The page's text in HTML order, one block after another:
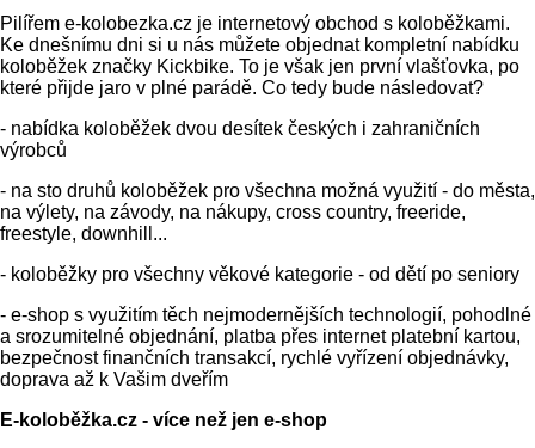
Pilířem e-kolobezka.cz je internetový obchod s koloběžkami.
Ke dnešnímu dni si u nás můžete objednat kompletní nabídku
koloběžek značky Kickbike. To je však jen první vlašťovka, po
které přijde jaro v plné parádě. Co tedy bude následovat?
- nabídka koloběžek dvou desítek českých i zahraničních
výrobců
- na sto druhů koloběžek pro všechna možná využití - do města,
na výlety, na závody, na nákupy, cross country, freeride,
freestyle, downhill...
- koloběžky pro všechny věkové kategorie - od dětí po seniory
- e-shop s využitím těch nejmodernějších technologií, pohodlné
a srozumitelné objednání, platba přes internet platební kartou,
bezpečnost finančních transakcí, rychlé vyřízení objednávky,
doprava až k Vašim dveřím
E-koloběžka.cz - více než jen e-shop